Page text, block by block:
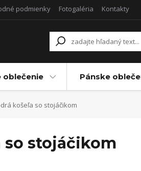
podmienky Fotogaléria Kontakty
oblečenie Pánske
košeľa so stojáčikom
so stojáčikom